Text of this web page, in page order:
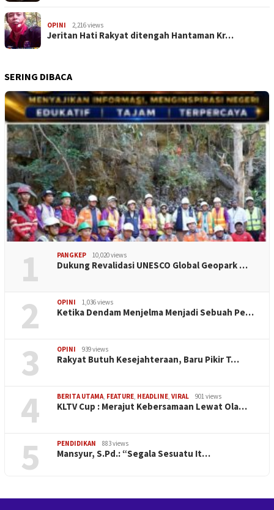
OPINI 2,216 views
Jeritan Hati Rakyat ditengah Hantaman Kr…
SERING DIBACA
1 PANGKEP 10,020 views
Dukung Revalidasi UNESCO Global Geopark …
2 OPINI 1,036 views
Ketika Dendam Menjelma Menjadi Sebuah Pe…
3 OPINI 939 views
Rakyat Butuh Kesejahteraan, Baru Pikir T…
4 BERITA UTAMA, FEATURE, HEADLINE, VIRAL 901 views
KLTV Cup : Merajut Kebersamaan Lewat Ola…
5 PENDIDIKAN 883 views
Mansyur, S.Pd.: “Segala Sesuatu It…